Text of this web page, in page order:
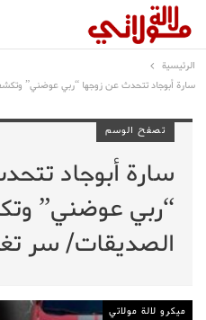
الرئيسية
سارة أبوجاد تتحدث عن زوجها “ربي عوضني”
تصفح الوسم
سارة أبوجاد
“ربي عوضني”
الصديقات/ سر
ميكرو لالة مولاتي